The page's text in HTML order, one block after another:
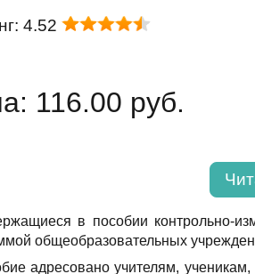
4.52
116.00 руб.
в пособии контрольно-
общеобразовательных
адресовано учителям,